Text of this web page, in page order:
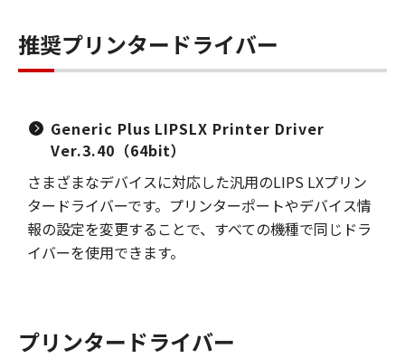
推奨プリンタードライバー
Generic Plus LIPSLX Printer Driver
Ver.3.40（64bit）
さまざまなデバイスに対応した汎用のLIPS LXプリン
タードライバーです。プリンターポートやデバイス情
報の設定を変更することで、すべての機種で同じドラ
イバーを使用できます。
プリンタードライバー